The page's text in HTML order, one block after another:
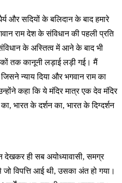
और सदियों के बलिदान के बाद हमारे
राम देश के संविधान की पहली प्रति
के अस्तित्व में आने के बाद भी
तक कानूनी लड़ाई लड़ी गई। मैं
जिसने न्याय दिया और भगवान राम का
कहा कि ये मंदिर मात्र एक देव मंदिर
भारत के दर्शन का, भारत के दिग्दर्शन
देखकर ही सब अयोध्यावासी, समग्र
विपत्ति आई थी, उसका अंत हो गया।